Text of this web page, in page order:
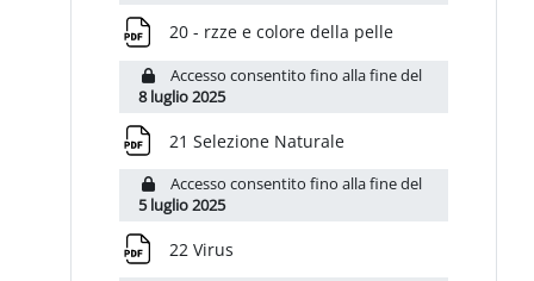
20 - rzze e colore della pelle
Accesso consentito fino alla fine del
8 luglio 2025
21 Selezione Naturale
Accesso consentito fino alla fine del
5 luglio 2025
22 Virus